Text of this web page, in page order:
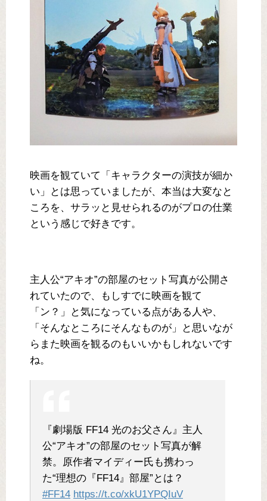
映画を観ていて「キャラクターの演技が細か
い」とは思っていましたが、本当は大変なと
ころを、サラッと見せられるのがプロの仕業
という感じで好きです。
主人公“アキオ”の部屋のセット写真が公開さ
れていたので、もしすでに映画を観て
「ン？」と気になっている点がある人や、
「そんなところにそんなものが」と思いなが
らまた映画を観るのもいいかもしれないです
ね。
『劇場版 FF14 光のお父さん』主人
公“アキオ”の部屋のセット写真が解
禁。原作者マイディー氏も携わっ
た“理想の『FF14』部屋”とは？
#FF14 https://t.co/xkU1YPQIuV